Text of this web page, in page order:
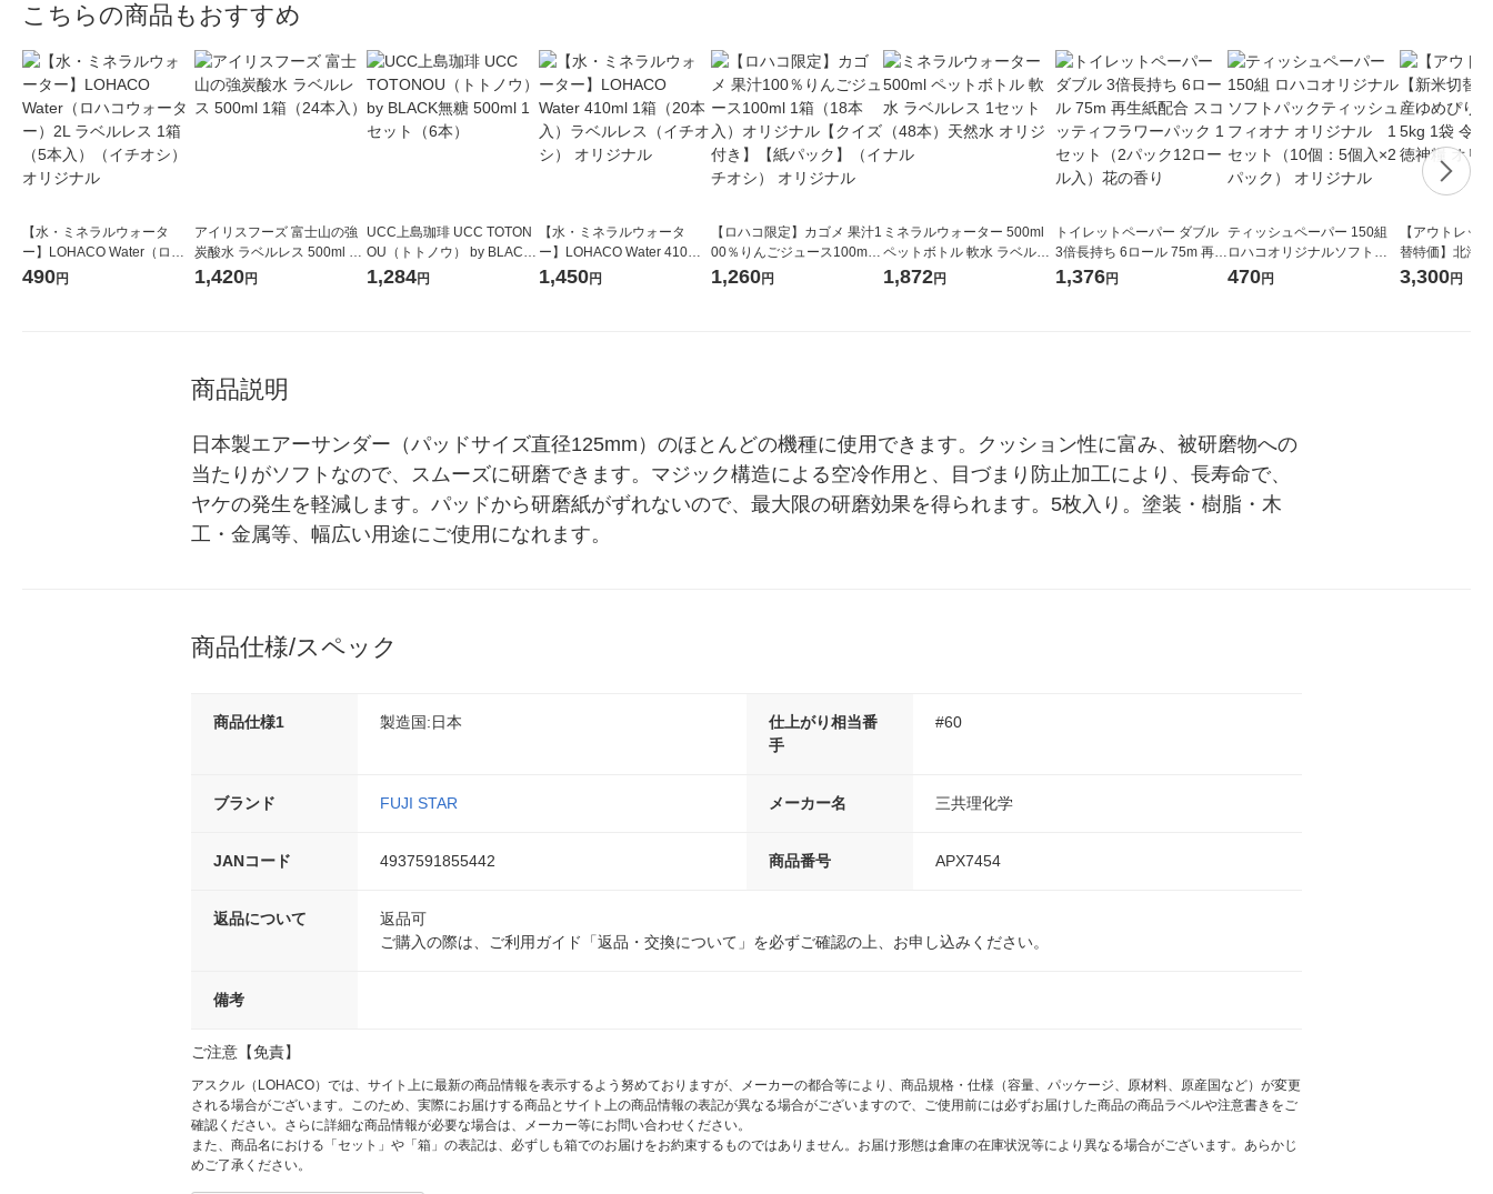
こちらの商品もおすすめ
【水・ミネラルウォータ
ー】LOHACO Water（ロハ
コウォーター）2L ラベルレ
490円
アイリスフーズ 富士山の強
炭酸水 ラベルレス 500ml 1
箱（24本入）
1,420円
UCC上島珈琲 UCC TOTON
OU（トトノウ） by BLACK
無糖 500ml 1セット（6本）
1,284円
【水・ミネラルウォータ
ー】LOHACO Water 410ml
1箱（20本入）ラベルレス
1,450円
【ロハコ限定】カゴメ 果汁1
00％りんごジュース100ml 1
箱（18本入）オリジナル
1,260円
ミネラルウォーター 500ml
ペットボトル 軟水 ラベルレ
ス 1セット（48本）天然水
1,872円
トイレットペーパー ダブル
3倍長持ち 6ロール 75m 再生
紙配合 スコッティフラワー
1,376円
ティッシュペーパー 150組
ロハコオリジナルソフトパ
ックティッシュ フィオナ オ
470円
【アウトレッ
替特価】北海
か 無洗米 5kg
3,300円
商品説明
日本製エアーサンダー（パッドサイズ直径125mm）のほとんどの機種に使用できます。クッション性に富み、被研磨物への
当たりがソフトなので、スムーズに研磨できます。マジック構造による空冷作用と、目づまり防止加工により、長寿命で、
ヤケの発生を軽減します。パッドから研磨紙がずれないので、最大限の研磨効果を得られます。5枚入り。塗装・樹脂・木
工・金属等、幅広い用途にご使用になれます。
商品仕様/スペック
商品仕様1 製造国:日本
仕上がり相当番
手
#60
ブランド FUJI STAR メーカー名 三共理化学
JANコード 4937591855442 商品番号 APX7454
返品について
返品可
ご購入の際は、ご利用ガイド「返品・交換について」を必ずご確認の上、お申し込みください。
備考
ご注意【免責】
アスクル（LOHACO）では、サイト上に最新の商品情報を表示するよう努めておりますが、メーカーの都合等により、商品規格・仕様（容量、パッケージ、原材料、原産国など）が変更
される場合がございます。このため、実際にお届けする商品とサイト上の商品情報の表記が異なる場合がございますので、ご使用前には必ずお届けした商品の商品ラベルや注意書きをご
確認ください。さらに詳細な商品情報が必要な場合は、メーカー等にお問い合わせください。
また、商品名における「セット」や「箱」の表記は、必ずしも箱でのお届けをお約束するものではありません。お届け形態は倉庫の在庫状況等により異なる場合がございます。あらかじ
めご了承ください。